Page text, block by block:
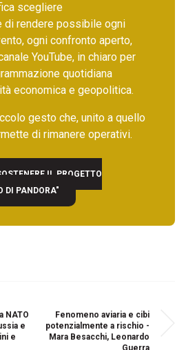
scegliere
di rendere possibile ogni
ogni confronto aperto,
YouTube, in chiaro per
quotidiana
economica e geopolitica.
gesto che, unito a quello
di rimanere operativi.
IL PROGETTO
DI PANDORA"
NATO
e
e
Fenomeno aviaria e cibi
potenzialmente a rischio -
Mara Besacchi, Leonardo
Guerra